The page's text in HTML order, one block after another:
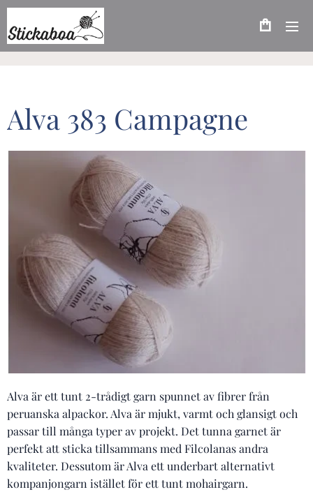
Alva 383 Campagne
Alva är ett tunt 2-trådigt garn spunnet av fibrer från
peruanska alpackor. Alva är mjukt, varmt och glansigt och
passar till många typer av projekt. Det tunna garnet är
perfekt att sticka tillsammans med Filcolanas andra
kvaliteter. Dessutom är Alva ett underbart alternativt
kompanjongarn istället för ett tunt mohairgarn.